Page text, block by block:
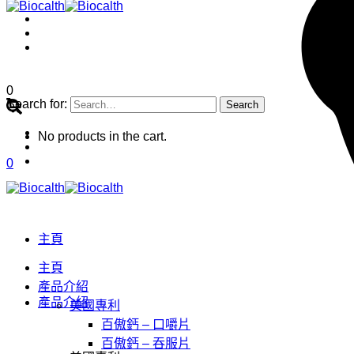
0
No products in the cart.
0
Search for:
主頁
產品介紹
主頁
產品介紹
美國專利
百傲鈣 – 口嚼片
百傲鈣 – 吞服片